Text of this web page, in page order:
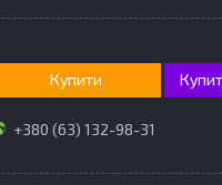
Купити
+380 (63) 132-98-31